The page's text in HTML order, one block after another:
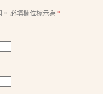
必填欄位標示為 *